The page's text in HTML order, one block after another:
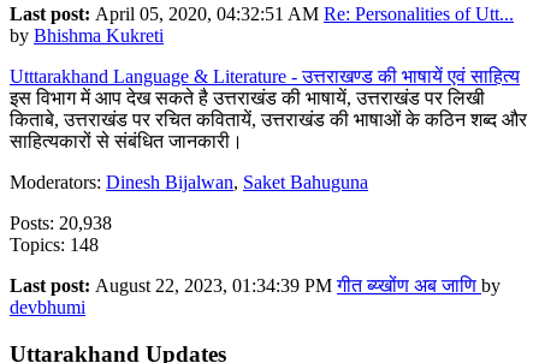
Last post: April 05, 2020, 04:32:51 AM Re: Personalities of Utt...
by Bhishma Kukreti
Utttarakhand Language & Literature - उत्तराखण्ड की भाषायें एवं साहित्य
इस विभाग में आप देख सकते है उत्तराखंड की भाषायें, उत्तराखंड पर लिखी
किताबे, उत्तराखंड पर रचित कवितायें, उत्तराखंड की भाषाओं के कठिन शब्द और
साहित्यकारों से संबंधित जानकारी।
Moderators: Dinesh Bijalwan, Saket Bahuguna
Posts: 20,938
Topics: 148
Last post: August 22, 2023, 01:34:39 PMगीत ब्य्खोंण अब जाणि by
devbhumi
Uttarakhand Updates